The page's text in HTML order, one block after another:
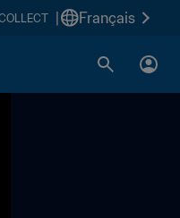
Français